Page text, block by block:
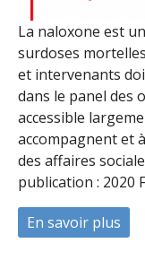
La naloxone est
surdoses
et intervenants
dans le panel des
accessible
accompagnent et
des affaires
publication : 2020
En savoir plus